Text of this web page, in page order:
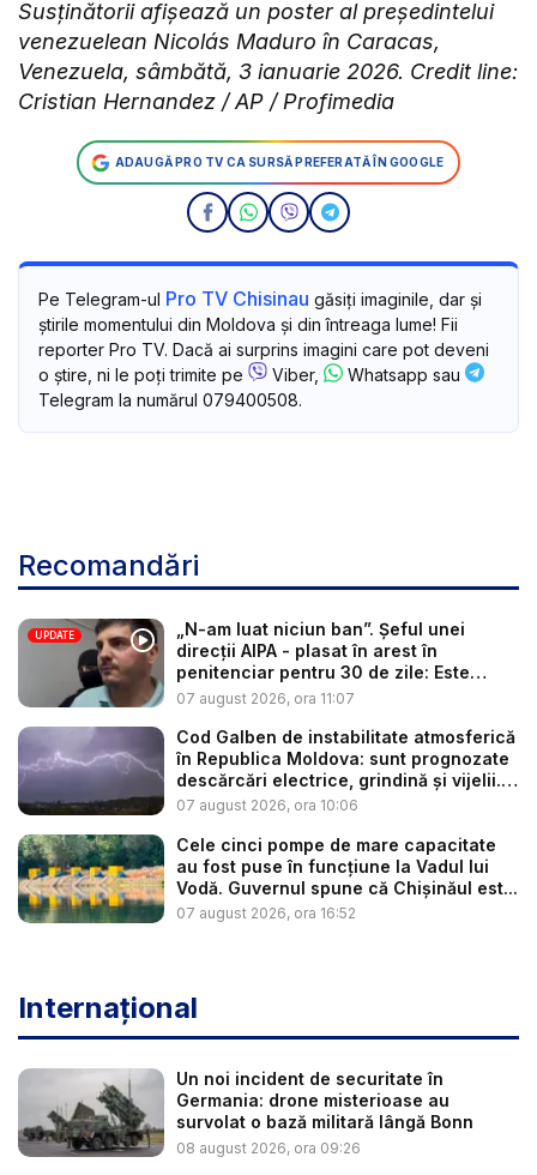
Susținătorii afișează un poster al președintelui
venezuelean Nicolás Maduro în Caracas,
Venezuela, sâmbătă, 3 ianuarie 2026. Credit line:
Cristian Hernandez / AP / Profimedia
ADAUGĂ PRO TV CA SURSĂ PREFERATĂ ÎN GOOGLE
Pe Telegram-ul Pro TV Chisinau găsiți imaginile, dar și
știrile momentului din Moldova și din întreaga lume! Fii
reporter Pro TV. Dacă ai surprins imagini care pot deveni
o știre, ni le poți trimite pe
Viber,
Whatsapp sau
Telegram la numărul 079400508.
Recomandări
UPDATE
„N-am luat niciun ban”. Șeful unei
direcții AIPA - plasat în arest în
penitenciar pentru 30 de zile: Este
cerc...
07 august 2026, ora 11:07
Cod Galben de instabilitate atmosferică
în Republica Moldova: sunt prognozate
descărcări electrice, grindină și vijelii.
...
07 august 2026, ora 10:06
Cele cinci pompe de mare capacitate
au fost puse în funcțiune la Vadul lui
Vodă. Guvernul spune că Chișinăul est...
07 august 2026, ora 16:52
Internațional
Un noi incident de securitate în
Germania: drone misterioase au
survolat o bază militară lângă Bonn
08 august 2026, ora 09:26